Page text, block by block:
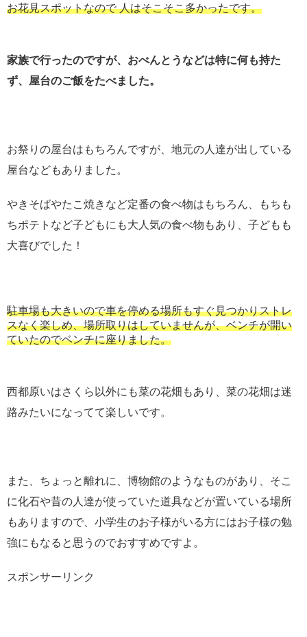
お花見スポットなので 人はそこそこ多かったです。
家族で行ったのですが、おべんとうなどは特に何も持た
ず、屋台のご飯をたべました。
お祭りの屋台はもちろんですが、地元の人達が出している
屋台などもありました。
やきそばやたこ焼きなど定番の食べ物はもちろん、もちも
ちポテトなど子どもにも大人気の食べ物もあり、子どもも
大喜びでした！
駐車場も大きいので車を停める場所もすぐ見つかりストレ
スなく楽しめ、場所取りはしていませんが、ベンチが開い
ていたのでベンチに座りました。
西都原いはさくら以外にも菜の花畑もあり、菜の花畑は迷
路みたいになってて楽しいです。
また、ちょっと離れに、博物館のようなものがあり、そこ
に化石や昔の人達が使っていた道具などが置いている場所
もありますので、小学生のお子様がいる方にはお子様の勉
強にもなると思うのでおすすめですよ。
スポンサーリンク